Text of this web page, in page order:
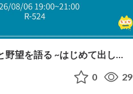
己のキャリアと野望を語る ~はじめて出したCfPを供養しよう~
0 29